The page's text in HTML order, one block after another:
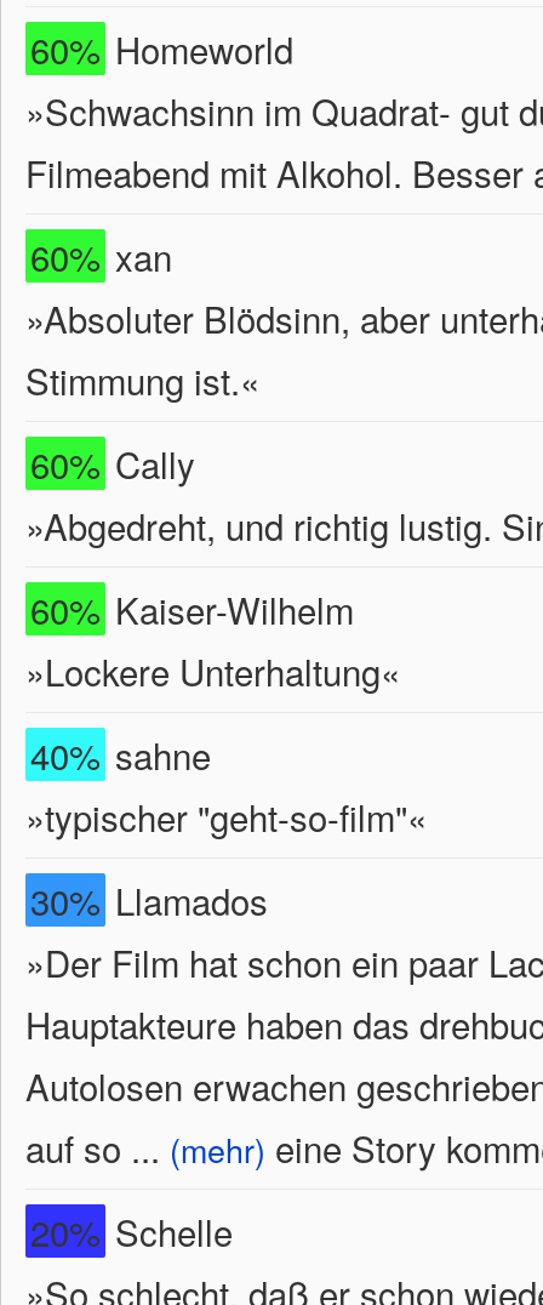
60% Homeworld
»Schwachsinn im Quadrat- gut
Filmeabend mit Alkohol. Besser
60% xan
»Absoluter Blödsinn, aber
Stimmung ist.«
60% Cally
»Abgedreht, und richtig lustig.
60% Kaiser-Wilhelm
»Lockere Unterhaltung«
40% sahne
»typischer "geht-so-film"«
30% Llamados
»Der Film hat schon ein paar
Hauptakteure haben das
Autolosen erwachen
auf so ... (mehr) eine Story
20% Schelle
»So schlecht, daß er schon